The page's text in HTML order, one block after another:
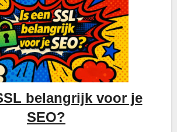
belangrijk voor je
SEO?